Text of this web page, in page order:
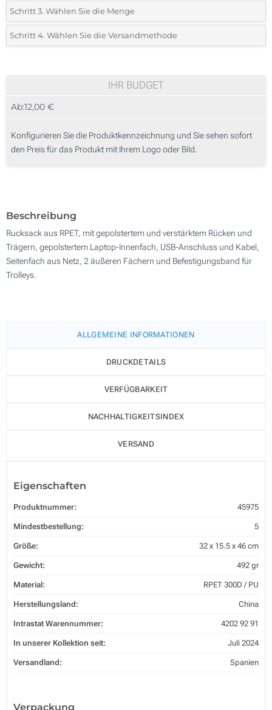
*Wählen Sie die Druck- und Farbtechniken für Ihr Logo:
1 Farbig (Vorderseite)
Schritt 3. Wählen Sie die Menge
*Bitte wählen Sie Ihre gewünschte Menge
10
50
Schritt 4. Wählen Sie die Versandmethode
IHR BUDGET
Ab:12,00 €
Konfigurieren Sie die Produktkennzeichnung und Sie sehen sofort
den Preis für das Produkt mit Ihrem Logo oder Bild.
Beschreibung
Rucksack aus RPET, mit gepolstertem und verstärktem Rücken und
Trägern, gepolstertem Laptop-Innenfach, USB-Anschluss und Kabel,
Seitenfach aus Netz, 2 äußeren Fächern und Befestigungsband für
Trolleys.
ALLGEMEINE INFORMATIONEN
DRUCKDETAILS
VERFÜGBARKEIT
NACHHALTIGKEITSINDEX
VERSAND
Eigenschaften
Produktnummer: 45975
Mindestbestellung: 5
Größe: 32 x 15.5 x 46 cm
Gewicht: 492 gr
Material: RPET 300D / PU
Herstellungsland: China
Intrastat Warennummer: 4202 92 91
In unserer Kollektion seit: Juli 2024
Versandland: Spanien
Verpackung